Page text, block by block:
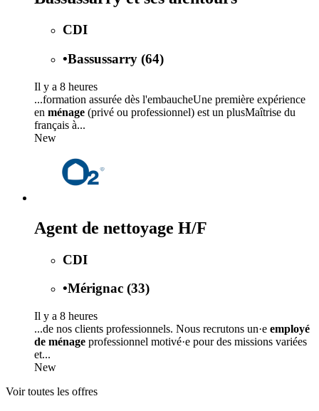
CDI
•Bassussarry (64)
Il y a 8 heures
...formation assurée dès l'embaucheUne première expérience
en ménage (privé ou professionnel) est un plusMaîtrise du
français à...
New
Agent de nettoyage H/F
CDI
•Mérignac (33)
Il y a 8 heures
...de nos clients professionnels. Nous recrutons un·e employé
de ménage professionnel motivé·e pour des missions variées
et...
New
Voir toutes les offres